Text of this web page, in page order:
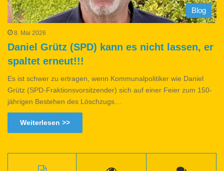
Blog
8. Mai 2026
Daniel Grütz (SPD) kann es nicht lassen, er
spaltet erneut!!!
Es ist schwer zu ertragen, wenn Kommunalpolitiker wie Daniel
Grütz (SPD-Fraktionsvorsitzender) sich auf einer Feier zum 150-
jährigen Bestehen des Löschzugs…
Weiterlesen >>